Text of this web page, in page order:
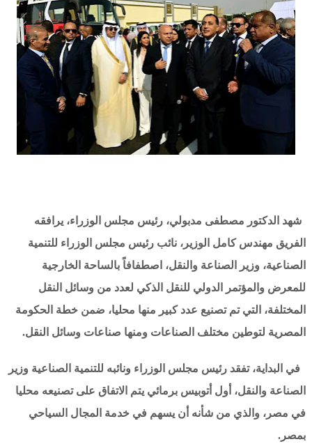
شهد الدكتور مصطفى مدبولي، رئيس مجلس الوزراء، يرافقه
الفريق مهندس كامل الوزير، نائب رئيس مجلس الوزراء للتنمية
الصناعية، وزير الصناعة والنقل، اصطفافاً بالساحة الخارجية
للمعرض والمؤتمر الدولي للنقل الذكي لعدد من وسائل النقل
المختلفة، التي تم تصنيع عدد كبير منها محليا، ضمن خطة الحكومة
المصرية لتوطين مختلف الصناعات ومنها صناعات وسائل النقل.
في البداية، تفقد رئيس مجلس الوزراء ونائبه للتنمية الصناعية وزير
الصناعة والنقل، أول أتوبيس برمائي يتم الاتفاق على تصنيعه محليا
في مصر، والذي من شأنه أن يسهم في خدمة المجال السياحي
بمصر.